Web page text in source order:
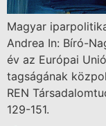
Magyar
Andrea In: Bíró-
év az Európai
tagságának
REN
129-151.